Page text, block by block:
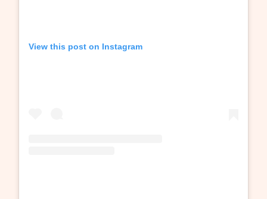
View this post on Instagram